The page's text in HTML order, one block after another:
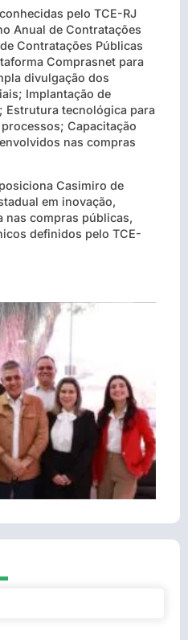
pelo TCE-RJ
Anual de Contratações
Contratações Públicas
Comprasnet para
divulgação dos
Implantação de
Estrutura tecnológica para
Capacitação
nas compras
Casimiro de
em inovação,
nas compras públicas,
definidos pelo TCE-